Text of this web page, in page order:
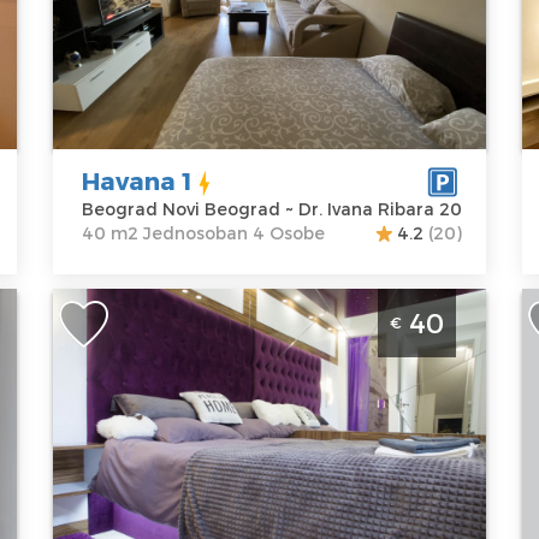
Lokacija:
Beograd Novi
Beograd
Adresa:
Ivana Ribara
Cena39 €
Gosti:4
Kvadratura :40
m2
Struktura :
Jednosoban
Havana 1
Beograd Novi Beograd ~ Dr. Ivana Ribara 20
40 m2 Jednosoban 4 Osobe
4.2 (20)
Dvosoban Apartman Sweet Memories
Beograd Zarkovo. Moderno opremljen
apartman je povrsine od 40m2 i
namenjen je za boravak do 2 osobe.
Beograd
Lokacija:
Beograd
Gosti:2
Kvadratura :40
€ 40